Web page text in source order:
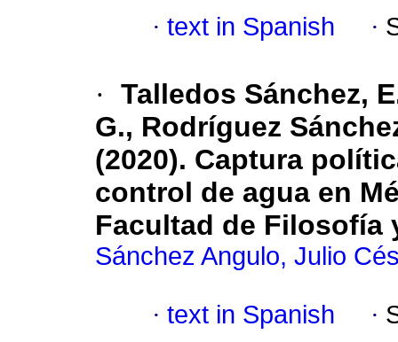
· text in Spanish ·
· Talledos Sánchez,
G., Rodríguez
(2020). Captura
control de agua en
Facultad de Filosofía
Sánchez Angulo, Julio
· text in Spanish ·